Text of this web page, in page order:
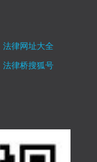
法律网址大全
法律桥搜狐号